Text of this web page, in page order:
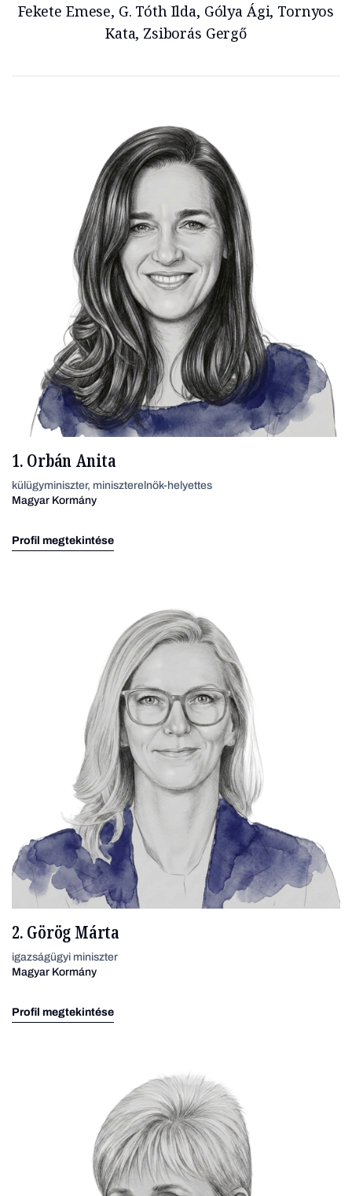
Fekete Emese, G. Tóth Ilda, Gólya Ági, Tornyos
Kata, Zsiborás Gergő
1. Orbán Anita
külügyminiszter, miniszterelnök-helyettes
Magyar Kormány
Profil megtekintése
2. Görög Márta
igazságügyi miniszter
Magyar Kormány
Profil megtekintése